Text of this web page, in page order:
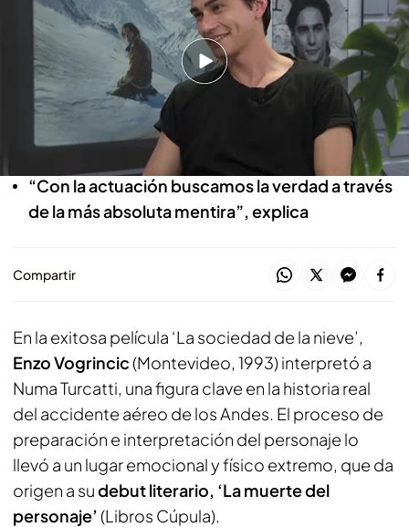
Miguel Manso
07 OCT 2025 - 14:43h.
El uruguayo escribe un libro la vertiginosa
experiencia de protagonizar ‘La sociedad de la
nieve’
“Con la actuación buscamos la verdad a través
de la más absoluta mentira”, explica
Compartir
En la exitosa película ‘La sociedad de la nieve’,
Enzo Vogrincic(Montevideo, 1993) interpretó a
Numa Turcatti, una figura clave en la historia real
del accidente aéreo de los Andes. El proceso de
preparación e interpretación del personaje lo
llevó a un lugar emocional y físico extremo, que da
origen a sudebut literario, ‘La muerte del
personaje’(Libros Cúpula).